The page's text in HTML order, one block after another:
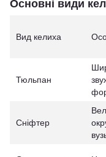
Основні види
Вид келиха
Тюльпан
Сніфтер